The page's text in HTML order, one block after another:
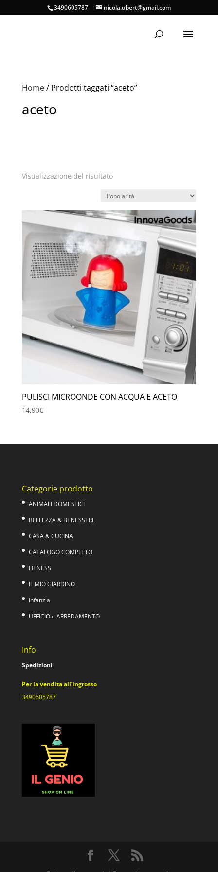
3490605787 nicola.ubert@gmail.com
Home/ Prodotti taggati “aceto”
aceto
Visualizzazione del risultato
PULISCI MICROONDE CON ACQUA E ACETO
14,90€
Categorie prodotto
ANIMALI DOMESTICI
BELLEZZA & BENESSERE
CASA & CUCINA
CATALOGO COMPLETO
FITNESS
IL MIO GIARDINO
Infanzia
UFFICIO e ARREDAMENTO
Info
Spedizioni
Per la vendita all’ingrosso
3490605787